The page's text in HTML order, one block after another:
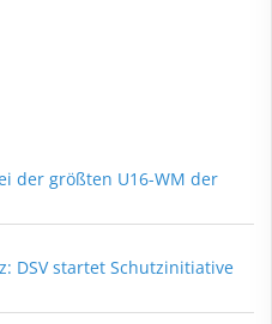
der größten U16-WM der
DSV startet Schutzinitiative